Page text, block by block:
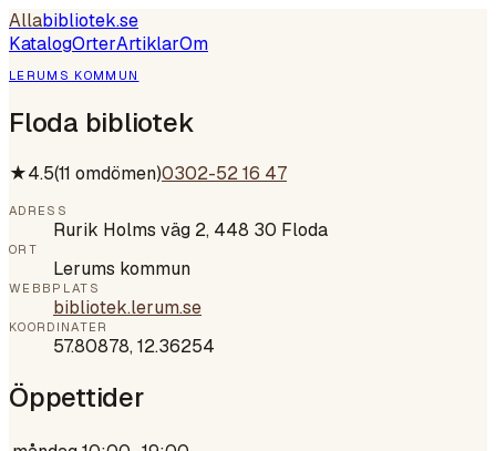
Allabibliotek.se
KatalogOrterArtiklarOm
LERUMS KOMMUN
Floda bibliotek
★4.5(11 omdömen)0302-52 16 47
ADRESS
Rurik Holms väg 2, 448 30 Floda
ORT
Lerums kommun
WEBBPLATS
bibliotek.lerum.se
KOORDINATER
57.80878,12.36254
Öppettider